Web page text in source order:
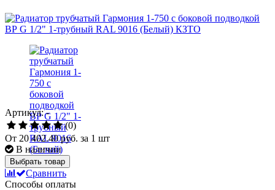
Артикул: -
(0)
От 20 402.40 руб. за 1 шт
В наличии
Выбрать товар
Сравнить
Способы оплаты